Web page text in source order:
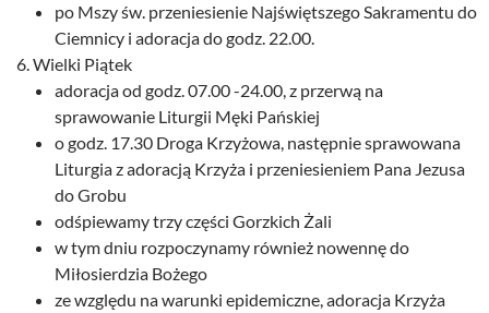
po Mszy św. przeniesienie Najświętszego Sakramentu do
Ciemnicy i adoracja do godz. 22.00.
Wielki Piątek
adoracja od godz. 07.00 -24.00, z przerwą na
sprawowanie Liturgii Męki Pańskiej
o godz. 17.30 Droga Krzyżowa, następnie sprawowana
Liturgia z adoracją Krzyża i przeniesieniem Pana Jezusa
do Grobu
odśpiewamy trzy części Gorzkich Żali
w tym dniu rozpoczynamy również nowennę do
Miłosierdzia Bożego
ze względu na warunki epidemiczne, adoracja Krzyża